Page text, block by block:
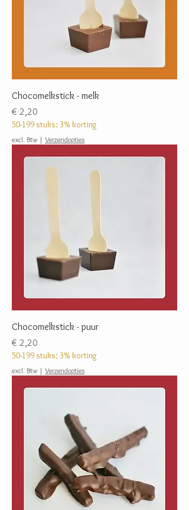
Chocomelkstick - melk
Prijs
€ 2,20
50-199 stuks: 3% korting
excl. Btw | Verzendopties
Chocomelkstick - puur
Prijs
€ 2,20
50-199 stuks: 3% korting
excl. Btw | Verzendopties